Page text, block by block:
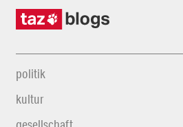
politik
kultur